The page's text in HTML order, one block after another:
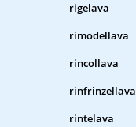
rigelava
rimodellava
rincollava
rinfrinzellava
rintelava